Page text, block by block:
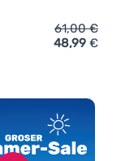
Husky Mertis M'
'Herren-
61,00€
48,99 €